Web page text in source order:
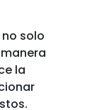
solo
la